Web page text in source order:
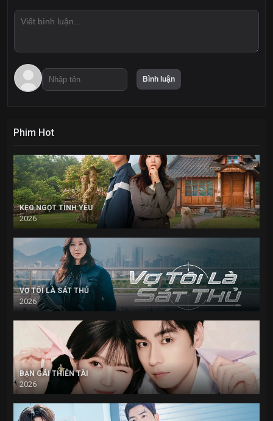
Phim Hot
KẸO NGỌT TÌNH YÊU
2026
VỢ TÔI LÀ SÁT THỦ
2026
BẠN GÁI THIÊN TÀI
2026